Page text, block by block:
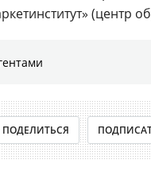
(центр
ПОДЕЛИТЬСЯ